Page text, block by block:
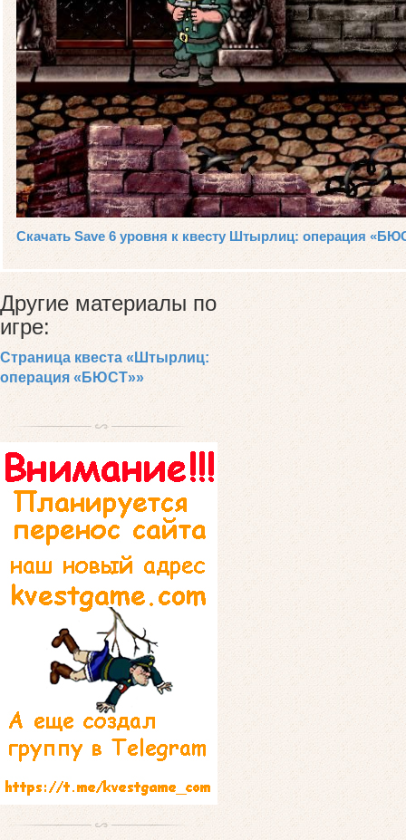
Скачать Save 6 уровня к квесту Штырлиц: операция
Другие материалы по
игре:
Страница квеста «Штырлиц:
операция «БЮСТ»»